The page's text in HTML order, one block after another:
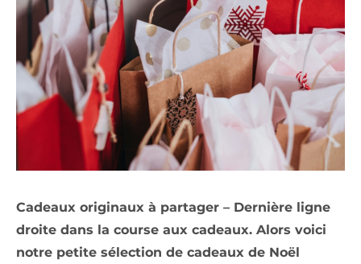
Cadeaux originaux à partager – Dernière ligne
droite dans la course aux cadeaux. Alors voici
notre petite sélection de cadeaux de Noël